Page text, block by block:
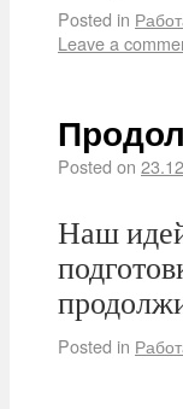
Posted in
Leave a
Posted on
Наш
Posted in